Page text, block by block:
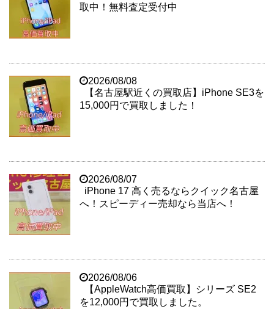
取中！無料査定受付中
2026/08/08
【名古屋駅近くの買取店】iPhone SE3を
15,000円で買取しました！
2026/08/07
iPhone 17 高く売るならクイック名古屋
へ！スピーディー売却なら当店へ！
2026/08/06
【AppleWatch高価買取】シリーズ SE2
を12,000円で買取しました。